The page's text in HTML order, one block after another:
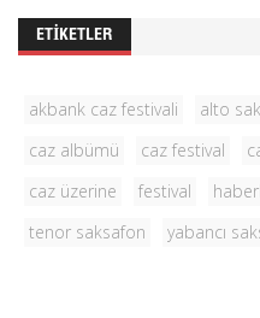
ETIKETLER
akbank caz festivali alto
caz albümü
caz festival
caz üzerine
festival
tenor saksafon
yabancı